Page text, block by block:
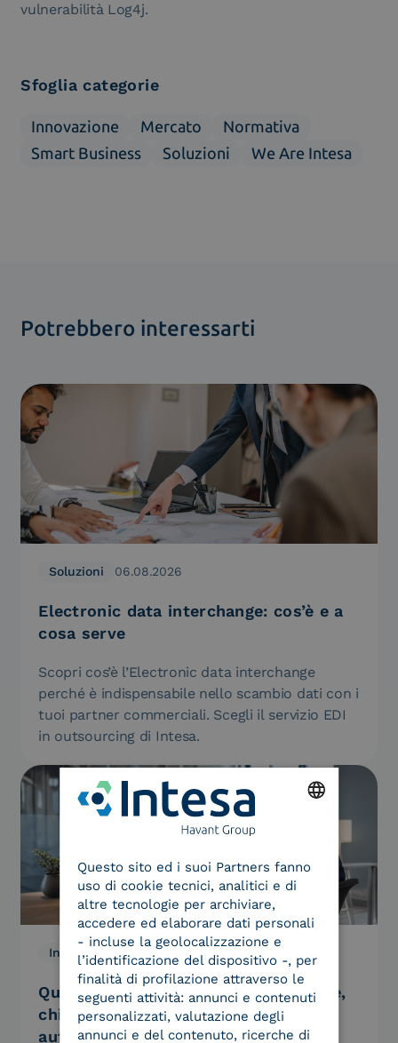
vulnerabilità Log4j.
Sfoglia categorie
Innovazione Mercato
Normativa
Smart Business
Soluzioni We Are Intesa
Potrebbero interessarti
Soluzioni 06.08.2026
Electronic data interchange: cos’è e a
cosa serve
Scopri cos’è l’Electronic data interchange
perché è indispensabile nello scambio dati con i
tuoi partner commerciali. Scegli il servizio EDI
in outsourcing di Intesa.
Innovazione, We Are Intesa 29.07.2026
Quando ad operare sarà il tuo agente,
chi garantirà che è davvero
autorizzato?
ITALIAN
Questo sito ed i suoi Partners fanno
uso di cookie tecnici, analitici e di
altre tecnologie per archiviare,
accedere ed elaborare dati personali
- incluse la geolocalizzazione e
l’identificazione del dispositivo -, per
finalità di profilazione attraverso le
seguenti attività: annunci e contenuti
personalizzati, valutazione degli
annunci e del contenuto, ricerche di